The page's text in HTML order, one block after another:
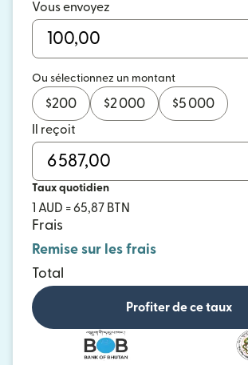
Vous envoyez
Ou sélectionnez un montant
$200 $2 000 $5 000
Il reçoit
Taux quotidien
1 AUD = 65,87 BTN
Frais
Remise sur les frais
Total
Profiter de ce taux